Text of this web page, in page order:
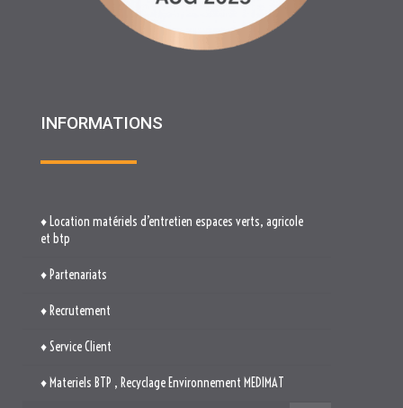
INFORMATIONS
♦ Location matériels d’entretien espaces verts, agricole
et btp
♦ Partenariats
♦ Recrutement
♦ Service Client
♦ Materiels BTP , Recyclage Environnement MEDIMAT